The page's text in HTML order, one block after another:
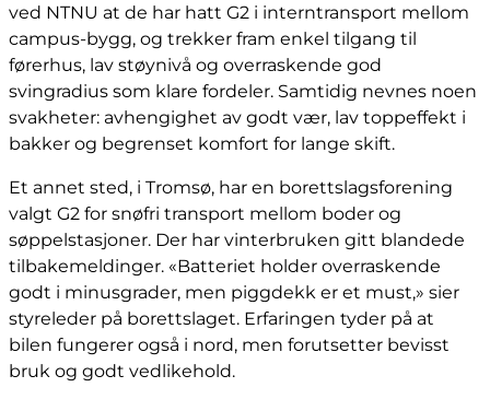
ved NTNU at de har hatt G2 i interntransport mellom
campus-bygg, og trekker fram enkel tilgang til
førerhus, lav støynivå og overraskende god
svingradius som klare fordeler. Samtidig nevnes noen
svakheter: avhengighet av godt vær, lav toppeffekt i
bakker og begrenset komfort for lange skift.
Et annet sted, i Tromsø, har en borettslagsforening
valgt G2 for snøfri transport mellom boder og
søppelstasjoner. Der har vinterbruken gitt blandede
tilbakemeldinger. «Batteriet holder overraskende
godt i minusgrader, men piggdekk er et must,» sier
styreleder på borettslaget. Erfaringen tyder på at
bilen fungerer også i nord, men forutsetter bevisst
bruk og godt vedlikehold.